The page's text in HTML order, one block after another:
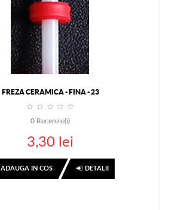
FREZA CERAMICA - FINA - 23
0 Recenzie(i)
3,30 lei
ADAUGA IN COS DETALII